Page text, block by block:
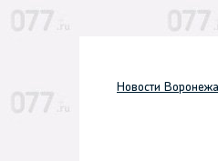
Новости Воронежа